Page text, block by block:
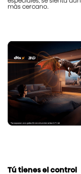
más cercano.
Tú tienes el control